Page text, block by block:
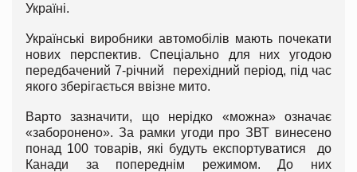
Україні.
Українські виробники автомобілів мають почекати
нових перспектив. Спеціально для них угодою
передбачений 7-річний перехідний період, під час
якого зберігається ввізне мито.
Варто зазначити, що нерідко «можна» означає
«заборонено». За рамки угоди про ЗВТ винесено
понад 100 товарів, які будуть експортуватися до
Канади за попереднім режимом. До них